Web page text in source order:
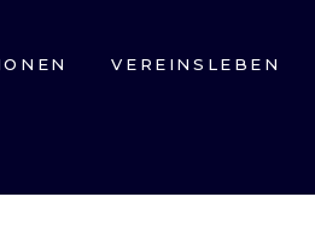
VEREINSLEBEN